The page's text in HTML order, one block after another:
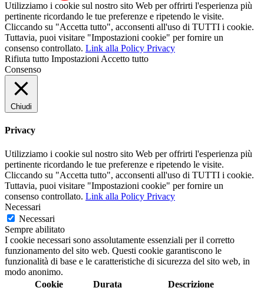
Utilizziamo i cookie sul nostro sito Web per offrirti l'esperienza più
pertinente ricordando le tue preferenze e ripetendo le visite.
Cliccando su "Accetta tutto", acconsenti all'uso di TUTTI i cookie.
Tuttavia, puoi visitare "Impostazioni cookie" per fornire un
consenso controllato. Link alla Policy Privacy
Rifiuta tutto Impostazioni Accetto tutto
Consenso
Chiudi
Privacy
Utilizziamo i cookie sul nostro sito Web per offrirti l'esperienza più
pertinente ricordando le tue preferenze e ripetendo le visite.
Cliccando su "Accetta tutto", acconsenti all'uso di TUTTI i cookie.
Tuttavia, puoi visitare "Impostazioni cookie" per fornire un
consenso controllato. Link alla Policy Privacy
Necessari
Necessari
Sempre abilitato
I cookie necessari sono assolutamente essenziali per il corretto
funzionamento del sito web. Questi cookie garantiscono le
funzionalità di base e le caratteristiche di sicurezza del sito web, in
modo anonimo.
Cookie
Durata Descrizione